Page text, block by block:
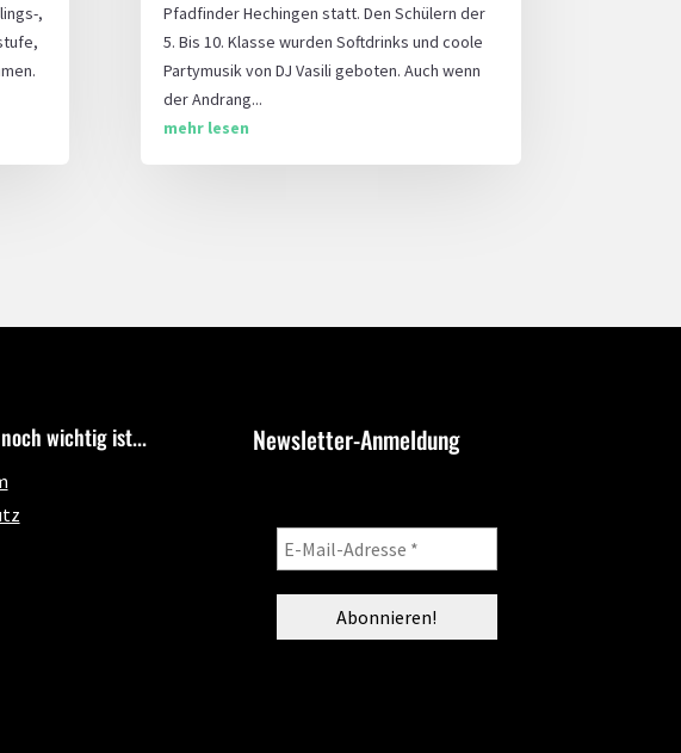
,
Pfadfinder Hechingen statt. Den Schülern der
5. Bis 10. Klasse wurden Softdrinks und coole
Partymusik von DJ Vasili geboten. Auch wenn
der Andrang...
mehr lesen
wichtig ist... Newsletter-Anmeldung